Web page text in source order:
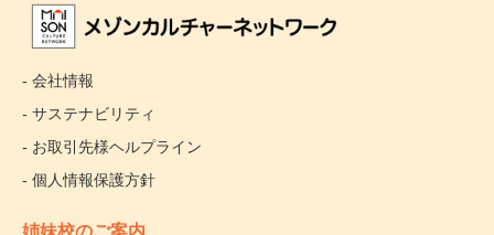
- 会社情報
- サステナビリティ
- お取引先様ヘルプライン
- 個人情報保護方針
姉妹校のご案内